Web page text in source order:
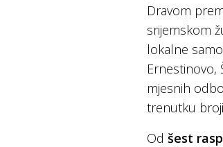
Dravom
srijemskom
lokalne
Ernestinovo,
mjesnih
trenutku
Od šest